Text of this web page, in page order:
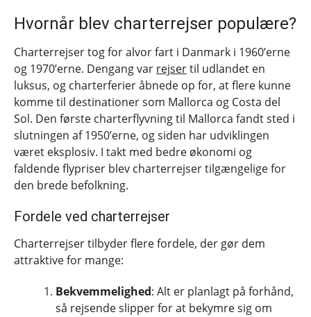
Hvornår blev charterrejser populære?
Charterrejser tog for alvor fart i Danmark i 1960’erne
og 1970’erne. Dengang var rejsertil udlandet en
luksus, og charterferier åbnede op for, at flere kunne
komme til destinationer som Mallorca og Costa del
Sol. Den første charterflyvning til Mallorca fandt sted i
slutningen af 1950’erne, og siden har udviklingen
været eksplosiv. I takt med bedre økonomi og
faldende flypriser blev charterrejser tilgængelige for
den brede befolkning.
Fordele ved charterrejser
Charterrejser tilbyder flere fordele, der gør dem
attraktive for mange:
Bekvemmelighed: Alt er planlagt på forhånd,
så rejsende slipper for at bekymre sig om